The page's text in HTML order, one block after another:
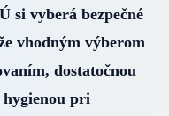
si vyberá bezpečné
vhodným výberom
dostatočnou
pri